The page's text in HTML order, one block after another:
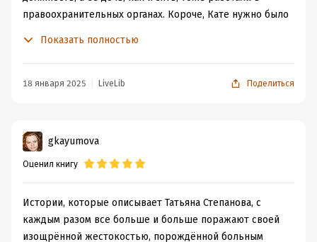
правоохранительных органах. Короче, Кате нужно было
Приехав в Эреб, Катя видит, что вся местная полиция
Казалось бы, что на поиски взрослой женщины,
которая часто ссорилась с мужем и у которой был
роман с владельцем пекарни, не должны так бурно
проникновении в дом бывшего космонавта, выезжает
также, чуть ли не все отделение.
Катя не может понять этот странный метод работы,
Показать полностью
18 января 2025 LiveLib Поделиться
gkayumova
Оценил книгу
Истории, которые описывает Татьяна Степанова, с
каждым разом все больше и больше поражают своей
изощрённой жестокостью, порождённой больным